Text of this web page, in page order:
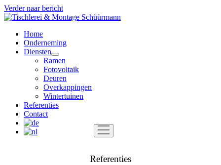
Verder naar bericht
Tischlerei
Montage
Schüürmann
Home
Onderneming
Diensten
open
menu
Ramen
Fotovoltaik
Deuren
Overkappingen
Wintertuinen
Referenties
Contact
open
menu
Referenties